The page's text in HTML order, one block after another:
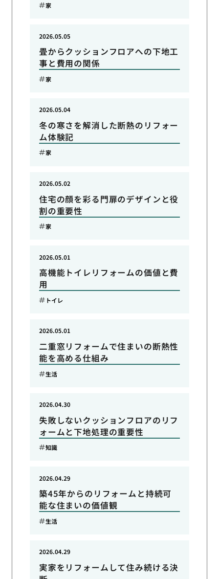
家
畳からクッションフロアへの下地工
事と費用の関係
2026.05.05
家
冬の寒さを解消した断熱のリフォー
ム体験記
2026.05.04
家
住宅の顔を彩る門扉のデザインと役
割の重要性
2026.05.02
家
高機能トイレリフォームの価値と費
用
2026.05.01
トイレ
二重窓リフォームで住まいの断熱性
能を高める仕組み
2026.05.01
生活
失敗しないクッションフロアのリフ
ォームと下地処理の重要性
2026.04.30
知識
築45年からのリフォームと持続可
能な住まいの価値観
2026.04.29
生活
実家をリフォームして住み続ける決
2026.04.29